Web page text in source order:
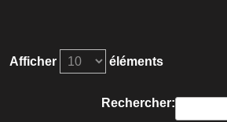
Afficher éléments
Rechercher: